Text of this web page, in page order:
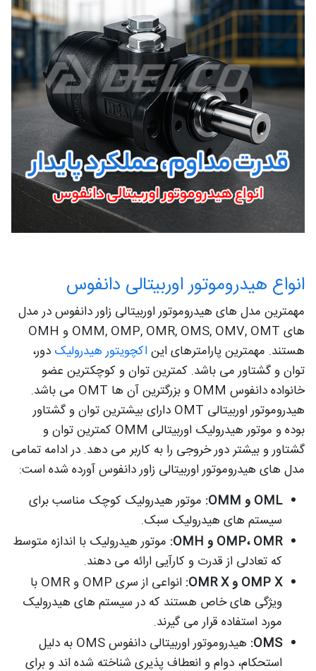
انواع هیدروموتور اوربیتالی دانفوس
مهمترین مدل های هیدروموتور اوربیتالی زاور دانفوس در مدل
های OMM, OMP, OMR, OMS, OMV, OMT و OMH
هستند. مهمترین پارامترهای ایناکچویتور هیدرولیک دور،
توان و گشتاور می باشد. کمترین توان و کوچکترین عضو
خانواده دانفوس OMM و بزرگترین آن ها OMT می باشد.
هیدروموتور اوربیتالی OMT دارای بیشترین توان و گشتاور
بوده و موتور هیدرولیک اوربیتالی OMM کمترین توان و
گشتاور و بیشتر دور خروجی را به کاربر می دهد. در ادامه تمامی
مدل های هیدروموتور اوربیتالی زاور دانفوس آورده شده است:
OML و OMM:
موتور هیدرولیک کوچک مناسب برای
سیستم های هیدرولیک سبک.
OMP، OMR و OMH:
موتور هیدرولیک با اندازه متوسط
که تعادلی از قدرت و کارآیی ارائه می دهند.
OMP X و OMR X:
انواعی از سری OMP و OMR با
ویژگی های خاص هستند که در سیستم های هیدرولیک
مورد استفاده قرار می گیرند.
OMS:
هیدروموتور اوربیتالی دانفوس OMS به دلیل
استحکام، دوام و انعطاف پذیری شناخته شده اند و برای